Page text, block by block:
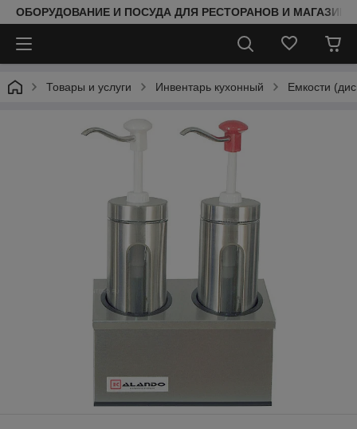
ОБОРУДОВАНИЕ И ПОСУДА ДЛЯ РЕСТОРАНОВ И
Товары и услуги Инвентарь кухонный Емкости